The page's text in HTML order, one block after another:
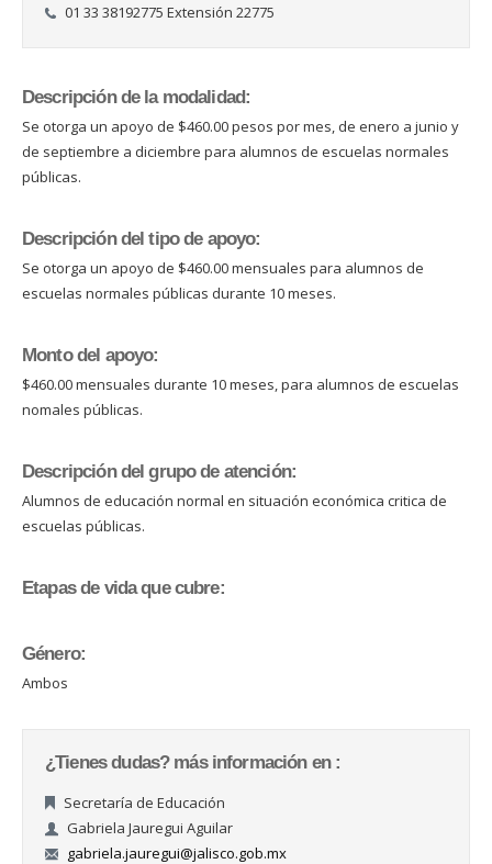
01 33 38192775 Extensión 22775
Descripción de la modalidad:
Se otorga un apoyo de $460.00 pesos por mes, de enero a junio y
de septiembre a diciembre para alumnos de escuelas normales
públicas.
Descripción del tipo de apoyo:
Se otorga un apoyo de $460.00 mensuales para alumnos de
escuelas normales públicas durante 10 meses.
Monto del apoyo:
$460.00 mensuales durante 10 meses, para alumnos de escuelas
nomales públicas.
Descripción del grupo de atención:
Alumnos de educación normal en situación económica critica de
escuelas públicas.
Etapas de vida que cubre:
Género:
Ambos
¿Tienes dudas? más información en :
Secretaría de Educación
Gabriela Jauregui Aguilar
gabriela.jauregui@jalisco.gob.mx